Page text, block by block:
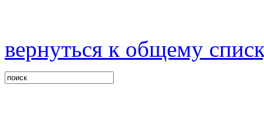
вернуться к общему